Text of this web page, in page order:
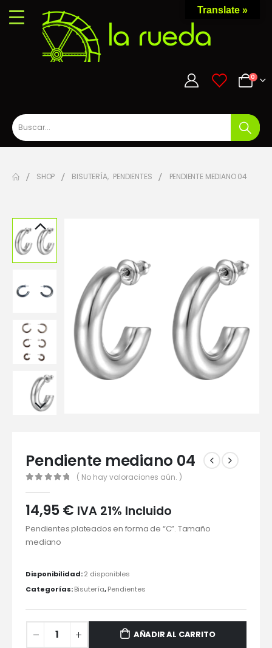
0 0
SHOP BISUTERÍA, PENDIENTES PENDIENTE MEDIANO 04
Pendiente mediano 04
( No hay valoraciones aún. )
14,95€ IVA 21% Incluido
Pendientes plateados en forma de “C”. Tamaño
mediano
Disponibilidad:2 disponibles
Categorías:Bisutería,Pendientes
AÑADIR AL CARRITO
Translate »